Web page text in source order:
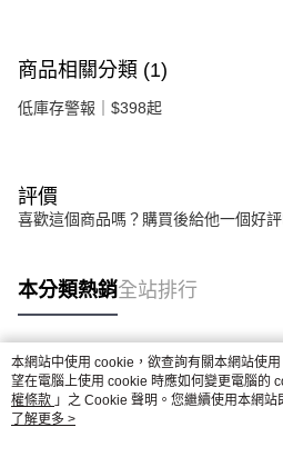
商品相關分類 (1)
低庫存警報｜$398起
評價
喜歡這個商品嗎？購買後給他一個好
本分類熱銷全站排行
熱門標籤
本網站中使用 cookie，欲查詢有關本網站使
望在電腦上使用 cookie 時應如何變更電腦的
權條款 」之 Cookie 聲明。您繼續使用本網
用條款之 Cookie 聲明使用 cookie。
了解更多 >